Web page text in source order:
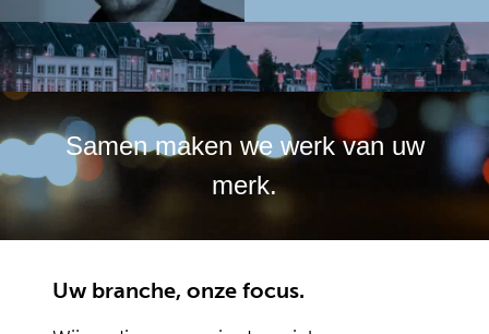
Samen maken we werk van uw
merk.
Uw branche, onze focus.